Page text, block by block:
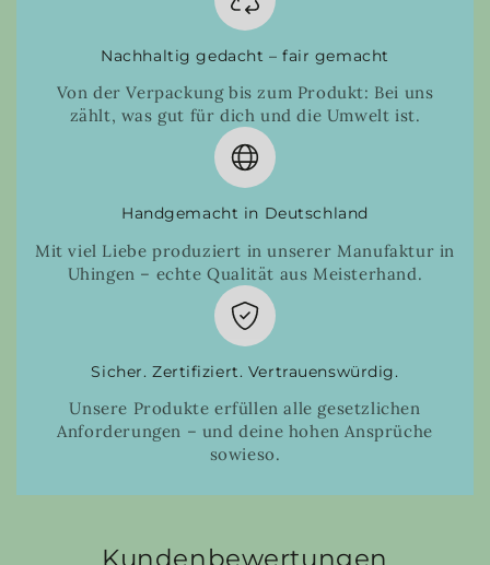
Nachhaltig gedacht – fair gemacht
Von der Verpackung bis zum Produkt: Bei uns
zählt, was gut für dich und die Umwelt ist.
Handgemacht in Deutschland
Mit viel Liebe produziert in unserer Manufaktur in
Uhingen – echte Qualität aus Meisterhand.
Sicher. Zertifiziert. Vertrauenswürdig.
Unsere Produkte erfüllen alle gesetzlichen
Anforderungen – und deine hohen Ansprüche
sowieso.
Kundenbewertungen